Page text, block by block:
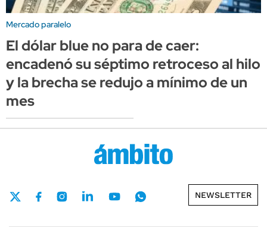
Mercado paralelo
El dólar blue no para de caer:
encadenó su séptimo retroceso al hilo
y la brecha se redujo a mínimo de un
mes
NEWSLETTER